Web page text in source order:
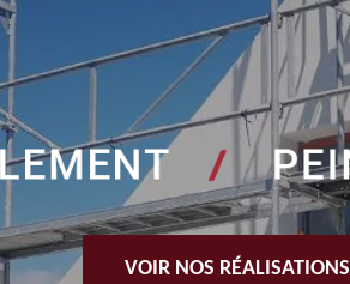
VOIR NOS RÉALISATIONS